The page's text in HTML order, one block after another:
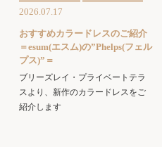
2026.07.17
おすすめカラードレスのご紹介
＝esum(エスム)の”Phelps(フェル
プス)”＝
ブリーズレイ・プライベートテラ
スより、新作のカラードレスをご
紹介します